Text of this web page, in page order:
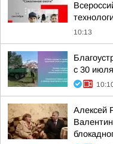
10:13
с 30
Алексей